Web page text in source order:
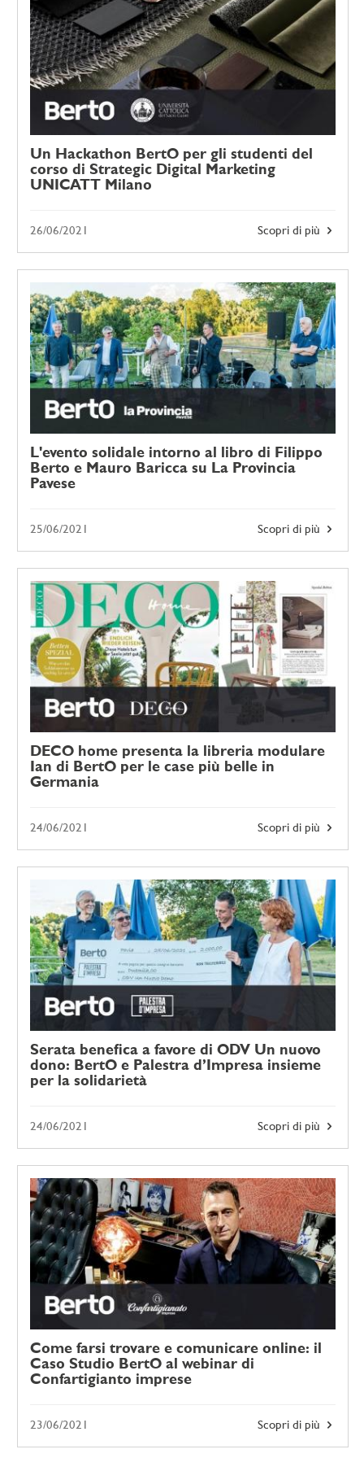
Un Hackathon BertO per gli studenti del
corso di Strategic Digital Marketing
UNICATT Milano
Scopri di più
26/06/2021
L'evento solidale intorno al libro di Filippo
Berto e Mauro Baricca su La Provincia
Pavese
Scopri di più
25/06/2021
DECO home presenta la libreria modulare
Ian di BertO per le case più belle in
Germania
Scopri di più
24/06/2021
Serata benefica a favore di ODV Un nuovo
dono: BertO e Palestra d’Impresa insieme
per la solidarietà
Scopri di più
24/06/2021
Come farsi trovare e comunicare online: il
Caso Studio BertO al webinar di
Confartigianto imprese
Scopri di più
23/06/2021